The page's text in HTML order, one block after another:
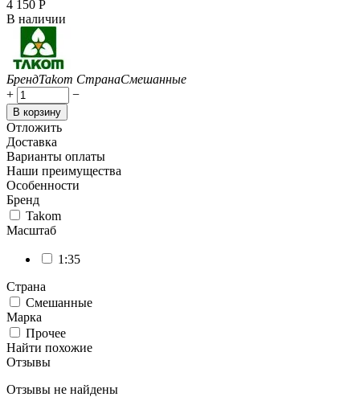
4 150 Р
В наличии
БрендTakom СтранаСмешанные
+
−
В корзину
Отложить
Доставка
Варианты оплаты
Наши преимущества
Особенности
Бренд
Takom
Масштаб
1:35
Страна
Смешанные
Марка
Прочее
Найти похожие
Отзывы
Отзывы не найдены